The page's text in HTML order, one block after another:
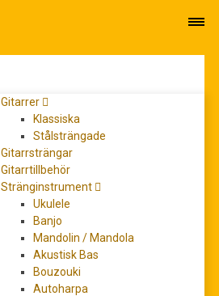
Gitarrer
Klassiska
Stålsträngade
Gitarrsträngar
Gitarrtillbehör
Stränginstrument
Ukulele
Banjo
Mandolin / Mandola
Akustisk Bas
Bouzouki
Autoharpa